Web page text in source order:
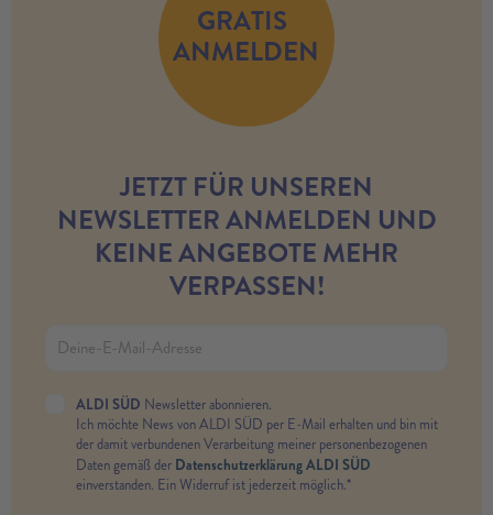
GRATIS
ANMELDEN
JETZT FÜR UNSEREN
NEWSLETTER ANMELDEN UND
KEINE ANGEBOTE MEHR
VERPASSEN!
ALDI SÜD Newsletter abonnieren.
Ich möchte News von ALDI SÜD per E-Mail erhalten und bin mit
der damit verbundenen Verarbeitung meiner personenbezogenen
Daten gemäß der Datenschutzerklärung ALDI SÜD
einverstanden. Ein Widerruf ist jederzeit möglich.*